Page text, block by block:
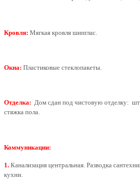
Кровля: Мягкая кровля шинглас.
Окна: Пластиковые стеклопакеты.
Отделка: Дом сдан под чистовую отделку:
стяжка пола.
Коммуникации:
1. Канализация центральная. Разводка
кухни.